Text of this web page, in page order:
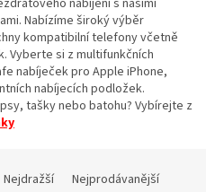
Nabízíme široký výběr
kompatibilní telefony včetně
Vyberte si z multifunkčních
nabíječek pro Apple iPhone,
nabíjecích podložek.
tašky nebo batohu? Vybírejte z
Nejdražší
Nejprodávanější